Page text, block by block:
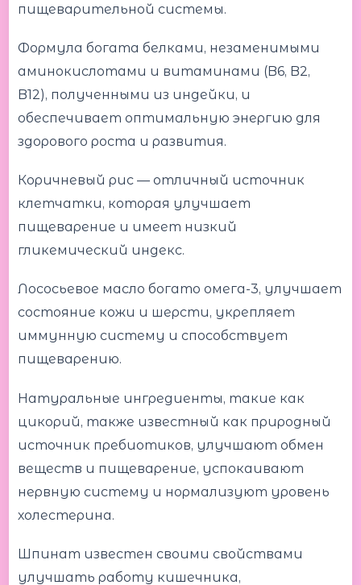
пищеварительной системы.
Формула богата белками, незаменимыми
аминокислотами и витаминами (B6, B2,
B12), полученными из индейки, и
обеспечивает оптимальную энергию для
здорового роста и развития.
Коричневый рис — отличный источник
клетчатки, которая улучшает
пищеварение и имеет низкий
гликемический индекс.
Лососьевое масло богато омега-3, улучшает
состояние кожи и шерсти, укрепляет
иммунную систему и способствует
пищеварению.
Натуральные ингредиенты, такие как
цикорий, также известный как природный
источник пребиотиков, улучшают обмен
веществ и пищеварение, успокаивают
нервную систему и нормализуют уровень
холестерина.
Шпинат известен своими свойствами
улучшать работу кишечника,